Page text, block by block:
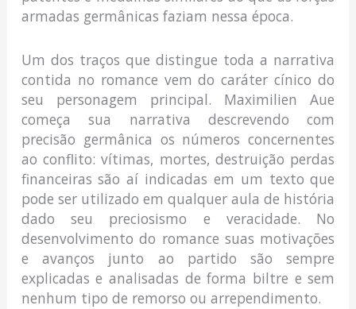
armadas germânicas faziam nessa época.
Um dos traços que distingue toda a narrativa
contida no romance vem do caráter cínico do
seu personagem principal. Maximilien Aue
começa sua narrativa descrevendo com
precisão germânica os números concernentes
ao conflito: vítimas, mortes, destruição perdas
financeiras são aí indicadas em um texto que
pode ser utilizado em qualquer aula de história
dado seu preciosismo e veracidade. No
desenvolvimento do romance suas motivações
e avanços junto ao partido são sempre
explicadas e analisadas de forma biltre e sem
nenhum tipo de remorso ou arrependimento.